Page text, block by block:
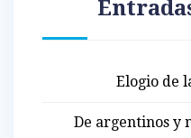
Elogio de
De argentinos y